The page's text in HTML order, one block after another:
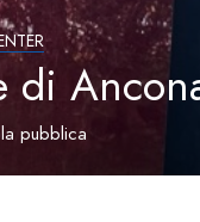
di
pubblica